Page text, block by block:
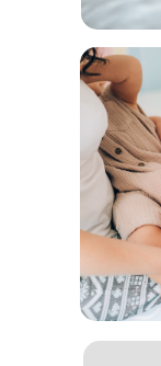
им. О добрых делах
казахстанцев
рассказывают на